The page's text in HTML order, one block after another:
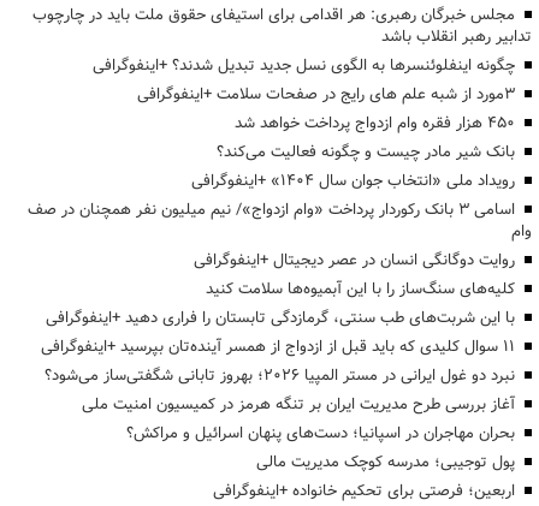
مجلس خبرگان رهبری: هر اقدامی برای استیفای حقوق ملت باید در چارچوب
تدابیر رهبر انقلاب باشد
چگونه اینفلوئنسرها به الگوی نسل جدید تبدیل شدند؟ +اینفوگرافی
3مورد از شبه علم های رایج در صفحات سلامت +اینفوگرافی
۴۵۰ هزار فقره وام ازدواج پرداخت خواهد شد
بانک شیر مادر چیست و چگونه فعالیت می‌کند؟
رویداد ملی «انتخاب جوان سال ۱۴۰۴» +اینفوگرافی
اسامی ۳ بانک رکوردار پرداخت «وام ازدواج»/ نیم میلیون نفر همچنان در صف
وام
روایت دوگانگی انسان در عصر دیجیتال +اینفوگرافی
کلیه‌های سنگ‌ساز را با این آبمیوه‌ها سلامت کنید
با این شربت‌های طب سنتی، گرمازدگی تابستان را فراری دهید +اینفوگرافی
۱۱ سوال کلیدی که باید قبل از ازدواج از همسر آینده‌تان بپرسید +اینفوگرافی
نبرد دو غول ایرانی در مستر المپیا ۲۰۲۶؛ بهروز تابانی شگفتی‌ساز می‌شود؟
آغاز بررسی طرح مدیریت ایران بر تنگه هرمز در کمیسیون امنیت ملی
بحران مهاجران در اسپانیا؛ دست‌های پنهان اسرائیل و مراکش؟
پول توجیبی؛ مدرسه کوچک مدیریت مالی
اربعین؛ فرصتی برای تحکیم خانواده +اینفوگرافی